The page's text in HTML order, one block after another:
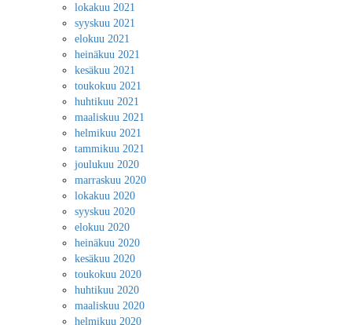
lokakuu 2021
syyskuu 2021
elokuu 2021
heinäkuu 2021
kesäkuu 2021
toukokuu 2021
huhtikuu 2021
maaliskuu 2021
helmikuu 2021
tammikuu 2021
joulukuu 2020
marraskuu 2020
lokakuu 2020
syyskuu 2020
elokuu 2020
heinäkuu 2020
kesäkuu 2020
toukokuu 2020
huhtikuu 2020
maaliskuu 2020
helmikuu 2020